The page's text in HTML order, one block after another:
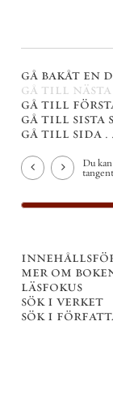
gå bakåt en
gå till
gå till
gå till sista
gå till sida .
Du
mer om
läsfokus
sök i verket
sök i